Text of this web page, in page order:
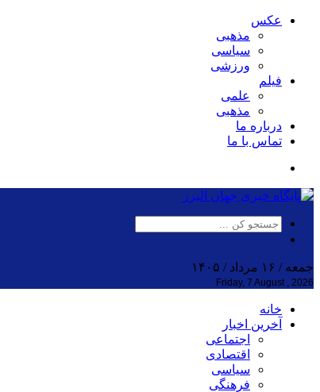
عکس
مذهبی
سیاسی
ورزشی
فیلم
علمی
مذهبی
درباره ما
تماس با ما
جمعه / ۱۶ مرداد / ۱۴۰۵
Friday, 7 August , 2026
خانه
آخرین اخبار
اجتماعی
اقتصادی
سیاسی
فرهنگی